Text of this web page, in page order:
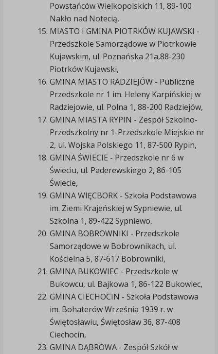
Powstańców Wielkopolskich 11, 89-100
Nakło nad Notecią,
MIASTO I GMINA PIOTRKÓW KUJAWSKI -
Przedszkole Samorządowe w Piotrkowie
Kujawskim, ul. Poznańska 21a,88-230
Piotrków Kujawski,
GMINA MIASTO RADZIEJÓW - Publiczne
Przedszkole nr 1 im. Heleny Karpińskiej w
Radziejowie, ul. Polna 1, 88-200 Radziejów,
GMINA MIASTA RYPIN - Zespół Szkolno-
Przedszkolny nr 1-Przedszkole Miejskie nr
2, ul. Wojska Polskiego 11, 87-500 Rypin,
GMINA ŚWIECIE - Przedszkole nr 6 w
Świeciu, ul. Paderewskiego 2, 86-105
Świecie,
GMINA WIĘCBORK - Szkoła Podstawowa
im. Ziemi Krajeńskiej w Sypniewie, ul.
Szkolna 1, 89-422 Sypniewo,
GMINA BOBROWNIKI - Przedszkole
Samorządowe w Bobrownikach, ul.
Kościelna 5, 87-617 Bobrowniki,
GMINA BUKOWIEC - Przedszkole w
Bukowcu, ul. Bajkowa 1, 86-122 Bukowiec,
GMINA CIECHOCIN - Szkoła Podstawowa
im. Bohaterów Września 1939 r. w
Świętosławiu, Świętosław 36, 87-408
Ciechocin,
GMINA DĄBROWA - Zespół Szkół w